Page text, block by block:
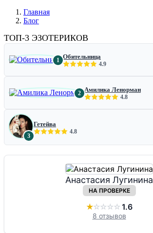
Главная
Блог
ТОП-3 ЭЗОТЕРИКОВ
1 Обительница
4.9
2 Амилика Ленорман
4.8
3
Гетейва
4.8
Анастасия Лугинина
НА ПРОВЕРКЕ
★☆☆☆☆1.6
8 отзывов